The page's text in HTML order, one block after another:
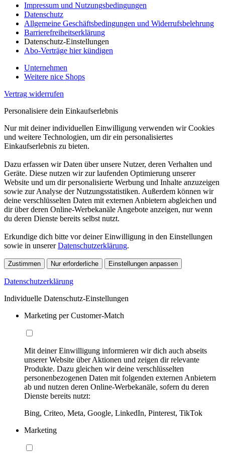
Impressum und Nutzungsbedingungen
Datenschutz
Allgemeine Geschäftsbedingungen und Widerrufsbelehrung
Barrierefreiheitserklärung
Datenschutz-Einstellungen
Abo-Verträge hier kündigen
Unternehmen
Weitere nice Shops
Vertrag widerrufen
Personalisiere dein Einkaufserlebnis
Nur mit deiner individuellen Einwilligung verwenden wir Cookies
und weitere Technologien, um dir ein personalisiertes
Einkaufserlebnis zu bieten.
Dazu erfassen wir Daten über unsere Nutzer, deren Verhalten und
Geräte. Diese nutzen wir zur laufenden Optimierung unserer
Website und um dir personalisierte Werbung und Inhalte anzuzeigen
sowie zur Analyse der Nutzungsstatistiken. Außerdem können wir
deine verschlüsselten Daten mit externen Anbietern abgleichen und
dir über deren Online-Werbekanäle Angebote anzeigen, nur wenn
du deren Dienste bereits selbst nutzt.
Erkundige dich bitte vor deiner Einwilligung in den Einstellungen
sowie in unsererDatenschutzerklärung.
Zustimmen Nur erforderliche Einstellungen anpassen
Datenschutzerklärung
Individuelle Datenschutz-Einstellungen
Marketing per Customer-Match
Mit deiner Einwilligung informieren wir dich auch abseits
unserer Website über Aktionen und zeigen dir relevante
Produkte. Dazu gleichen wir deine verschlüsselten
personenbezogenen Daten mit folgenden externen Anbietern
ab und nutzen deren Online-Werbekanäle, sofern du deren
Dienste bereits nutzt:
Bing, Criteo, Meta, Google, LinkedIn, Pinterest, TikTok
Marketing